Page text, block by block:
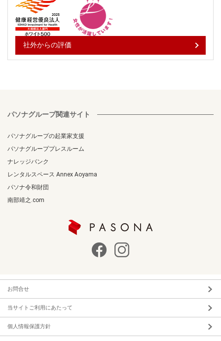
社外からの評価
パソナグループ関連サイト
パソナグループの起業家支援
パソナグループプレスルーム
ナレッジバンク
レンタルスペース Annex Aoyama
パソナ令和財団
南部靖之.com
お問合せ
当サイトご利用にあたって
個人情報保護方針